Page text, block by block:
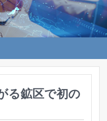
る鉱区で初の